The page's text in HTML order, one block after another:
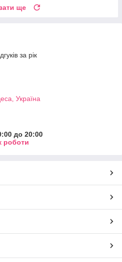
ще
за рік
Україна
до 20:00
роботи